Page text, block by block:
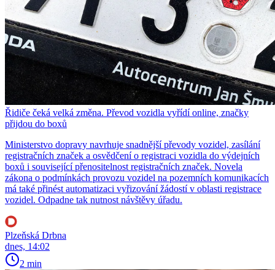
Řidiče čeká velká změna. Převod vozidla vyřídí online, značky
přijdou do boxů
Ministerstvo dopravy navrhuje snadnější převody vozidel, zasílání
registračních značek a osvědčení o registraci vozidla do výdejních
boxů i související přenositelnost registračních značek. Novela
zákona o podmínkách provozu vozidel na pozemních komunikacích
má také přinést automatizaci vyřizování žádostí v oblasti registrace
vozidel. Odpadne tak nutnost návštěvy úřadu.
Plzeňská Drbna
dnes, 14:02
2 min